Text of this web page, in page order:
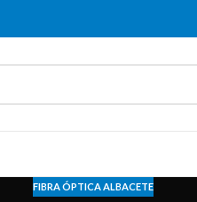
FIBRA ÓPTICA ALBACETE